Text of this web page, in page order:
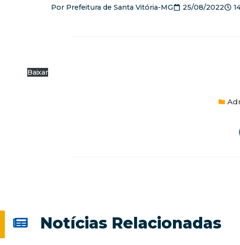
Por Prefeitura de Santa Vitória-MG 25/08/2022
Baixar
Notícias Relacionadas